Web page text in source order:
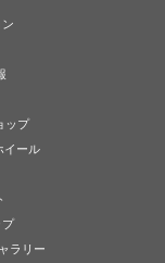
ップ
イール
ラリー